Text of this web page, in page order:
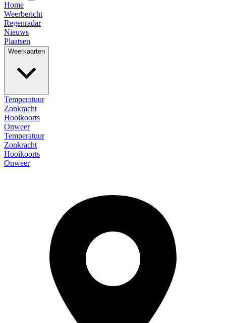
Home
Weerbericht
Regenradar
Nieuws
Plaatsen
Weerkaarten
Temperatuur
Zonkracht
Hooikoorts
Onweer
Temperatuur
Zonkracht
Hooikoorts
Onweer